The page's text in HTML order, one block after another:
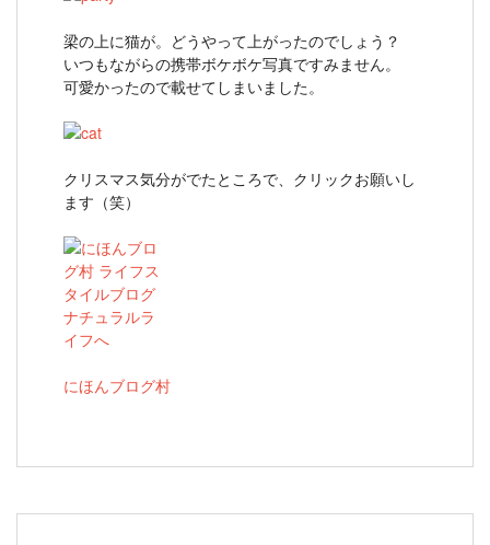
梁の上に猫が。どうやって上がったのでしょう？
いつもながらの携帯ボケボケ写真ですみません。
可愛かったので載せてしまいました。
クリスマス気分がでたところで、クリックお願いし
ます（笑）
にほんブログ村